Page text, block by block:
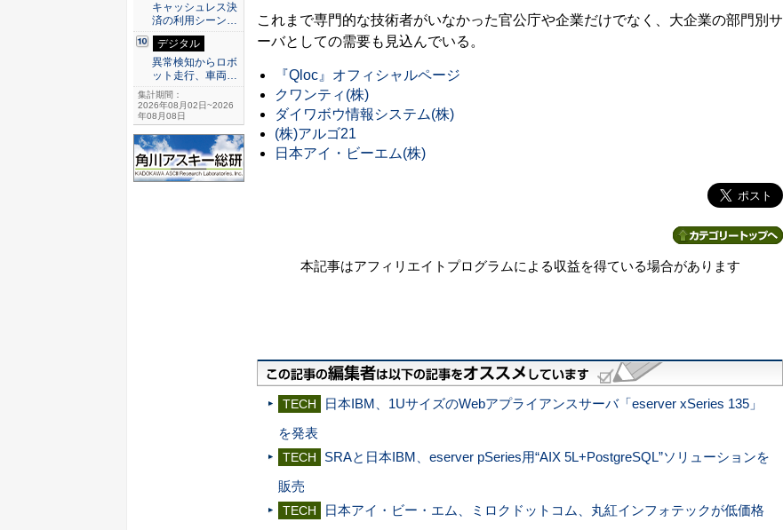
これまで専門的な技術者がいなかった官公庁や企業だけでなく、大企業の部門別サ
ーバとしての需要も見込んでいる。
『Qloc』オフィシャルページ
クワンティ(株)
ダイワボウ情報システム(株)
(株)アルゴ21
日本アイ・ビーエム(株)
本記事はアフィリエイトプログラムによる収益を得ている場合があります
TECH
日本IBM、1UサイズのWebアプライアンスサーバ「eserver xSeries 135」
を発表
TECH
SRAと日本IBM、eserver pSeries用“AIX 5L+PostgreSQL”ソリューションを
販売
TECH
日本アイ・ビー・エム、ミロクドットコム、丸紅インフォテックが低価格
キャッシュレス決
済の利用シーン…
デジタル
異常検知からロボ
ット走行、車両…
集計期間：
2026年08月02日~2026
年08月08日